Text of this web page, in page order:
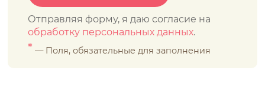
Отправляя форму, я даю согласие на
обработку персональных данных.
* — Поля, обязательные для заполнения